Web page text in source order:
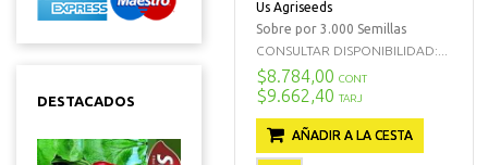
DESTACADOS
Us Agriseeds
Sobre por 3.000 Semillas
CONSULTAR DISPONIBILIDAD:...
$8.784,00 CONT
$9.662,40 TARJ
AÑADIR A LA CESTA